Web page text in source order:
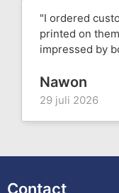
"I ordered
printed on
impressed by
Nawon
29 juli 2026
Contact